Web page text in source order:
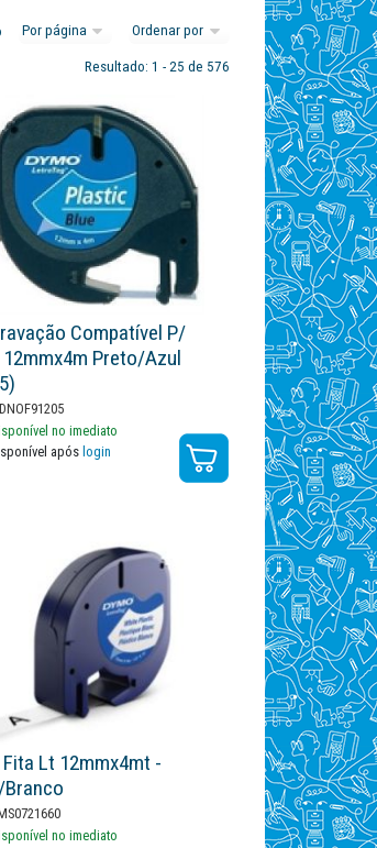
Resultado: 1 - 25 de 576
Compatível P/
12mmx4m Preto/azul
no imediato
após login
Fita Lt 12mmx4mt -
no imediato